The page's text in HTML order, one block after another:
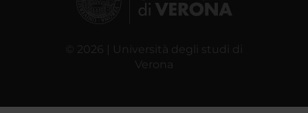
© 2026 | Università degli studi di
Verona